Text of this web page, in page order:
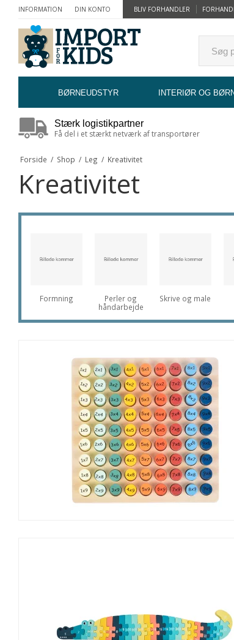
INFORMATION DIN KONTO BLIV FORHANDLER
BØRNEUDSTYR INTERIØR OG
Stærk logistikpartner
Få del i et stærkt netværk af transportører
Forside / Shop / Leg / Kreativitet
Kreativitet
Formning
Perler og
håndarbejde
Skrive og male